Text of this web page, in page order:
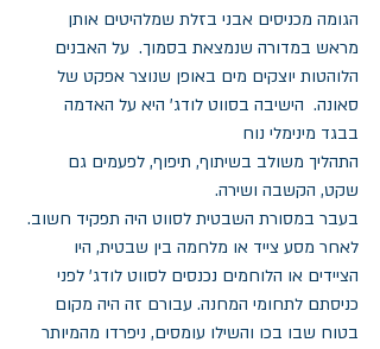
הגומה מכניסים אבני בזלת שמלהיטים אותן
מראש במדורה שנמצאת בסמוך.  על האבנים
הלוהטות יוצקים מים באופן שנוצר אפקט של
סאונה.  הישיבה בסווט לודג' היא על האדמה
בבגד מינימלי נוח
התהליך משולב בשיתוף, תיפוף, לפעמים גם
שקט, הקשבה ושירה.
בעבר במסורת השבטית לסווט היה תפקיד חשוב.
לאחר מסע צייד או מלחמה בין שבטית, היו
הציידים או הלוחמים נכנסים לסווט לודג' לפני
כניסתם לתחומי המחנה. עבורם זה היה מקום
בטוח שבו בכו והשילו עומסים, ניפרדו מהמיותר